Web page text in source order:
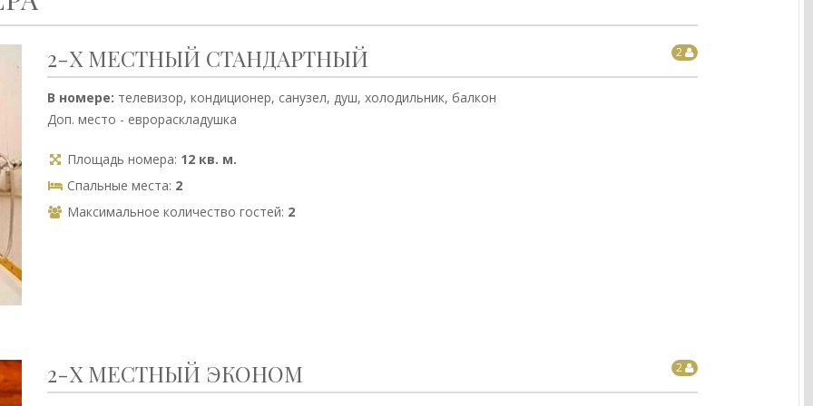
2
2-Х МЕСТНЫЙ СТАНДАРТНЫЙ
В номере: телевизор, кондиционер, санузел, душ, холодильник, балкон
Доп. место - еврораскладушка
Площадь номера: 12 кв. м.
Спальные места: 2
Максимальное количество гостей: 2
2
2-Х МЕСТНЫЙ ЭКОНОМ